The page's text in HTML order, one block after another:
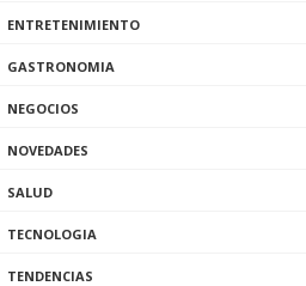
ENTRETENIMIENTO
GASTRONOMIA
NEGOCIOS
NOVEDADES
SALUD
TECNOLOGIA
TENDENCIAS